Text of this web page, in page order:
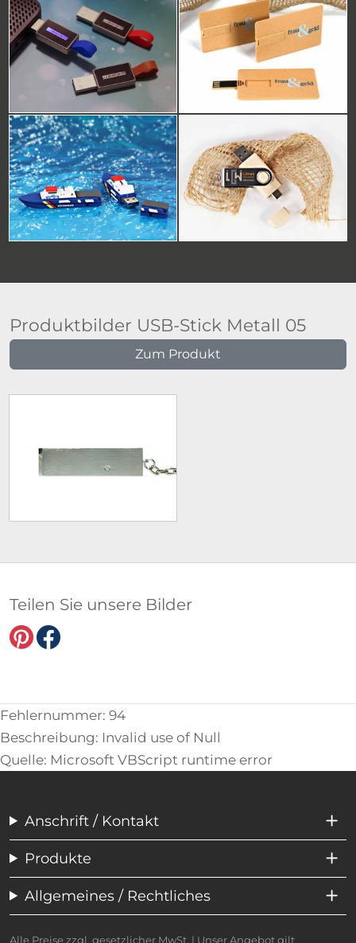
Produktbilder USB-Stick Metall 05
Zum Produkt
Teilen Sie unsere Bilder
Fehlernummer: 94
Beschreibung: Invalid use of Null
Quelle: Microsoft VBScript runtime error
Anschrift / Kontakt
Produkte
Allgemeines / Rechtliches
Alle Preise zzgl. gesetzlicher MwSt. | Unser Angebot gilt